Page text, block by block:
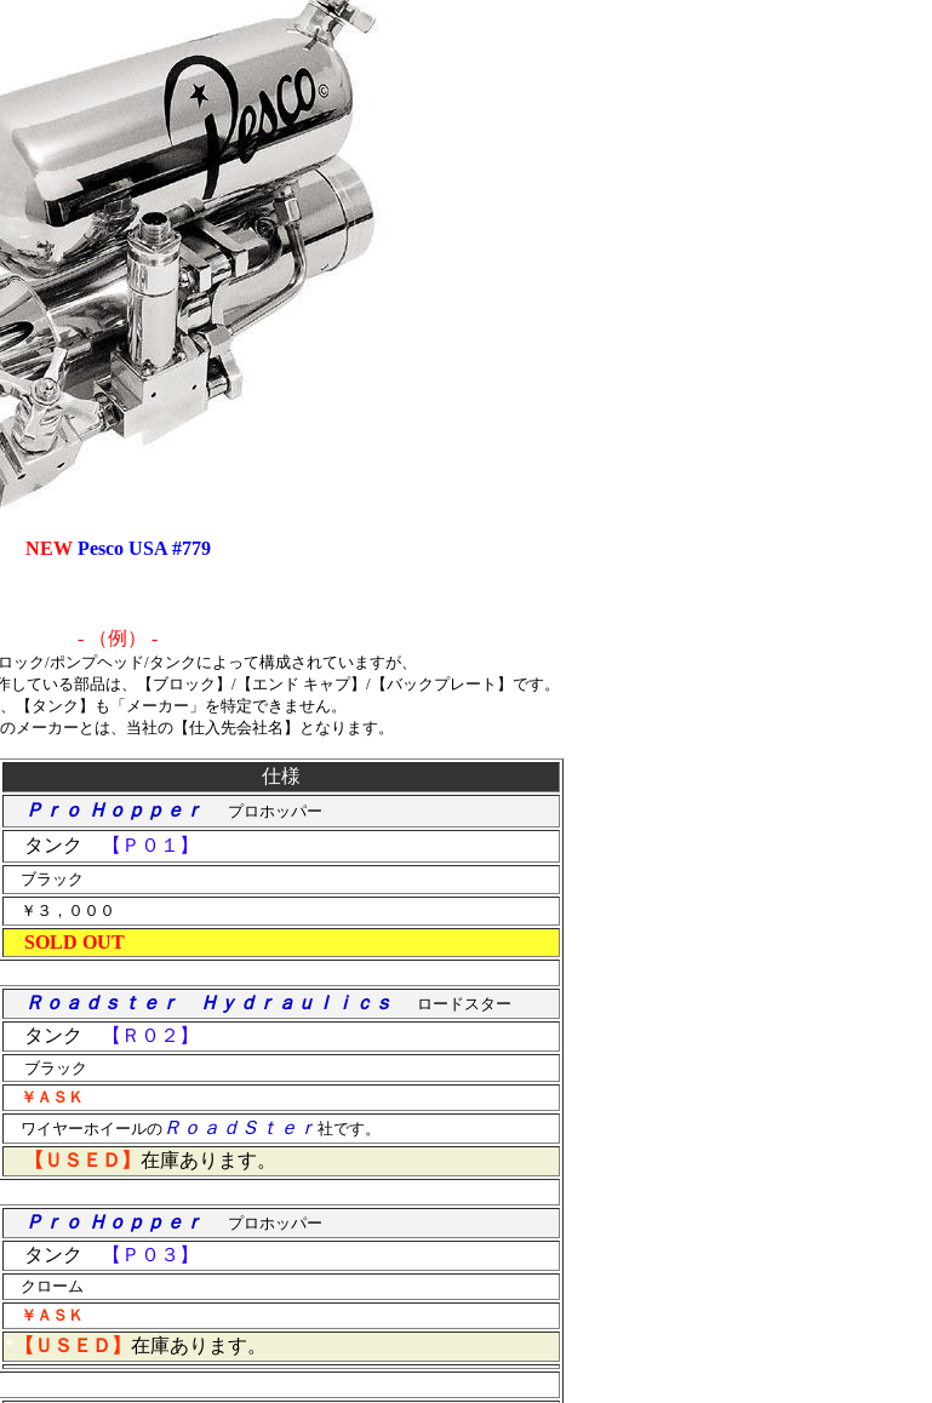
NEW Pesco USA #779
- （例） -
ック/ポンプヘッド/タンクによって構成されていますが、
いる部品は、【ブロック】/【エンド キャプ】/【バックプレート】です。
ンク】も「メーカー」を特定できません。
カーとは、当社の【仕入先会社名】となります。
仕様
Ｐｒｏ Ｈｏｐｐｅｒ
プロホッパー
タンク 【Ｐ０１】
ブラック
￥３，０００
SOLD OUT
Ｒｏａｄｓｔｅｒ Ｈｙｄｒａｕｌｉｃｓ
ロードスター
タンク 【Ｒ０２】
ブラック
￥ＡＳＫ
ワイヤーホイールのＲｏａｄＳｔｅｒ 社です。
【ＵＳＥＤ】 在庫あります。
Ｐｒｏ Ｈｏｐｐｅｒ
プロホッパー
タンク 【Ｐ０３】
クローム
￥ＡＳＫ
* 【ＵＳＥＤ】 在庫あります。